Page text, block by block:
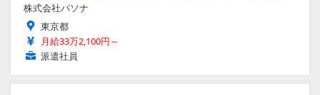
株式会社パソナ
東京都
月給33万2,100円～
派遣社員